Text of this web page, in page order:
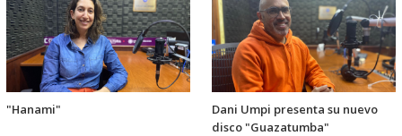
"Hanami"
Dani Umpi presenta su nuevo
disco "Guazatumba"